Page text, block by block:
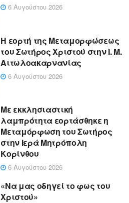
6 Αυγούστου 2026
Η εορτή της Μεταμορφώσεως
του Σωτήρος Χριστού στην Ι. Μ.
Αιτωλοακαρνανίας
6 Αυγούστου 2026
Με εκκλησιαστική
λαμπρότητα εορτάσθηκε η
Μεταμόρφωση του Σωτήρος
στην Ιερά Μητρόπολη
Κορίνθου
6 Αυγούστου 2026
«Να μας οδηγεί το φως του
Χριστού»